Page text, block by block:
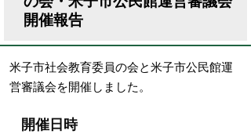
開催報告
米子市社会教育委員の会と米子市公民館運
営審議会を開催しました。
開催日時